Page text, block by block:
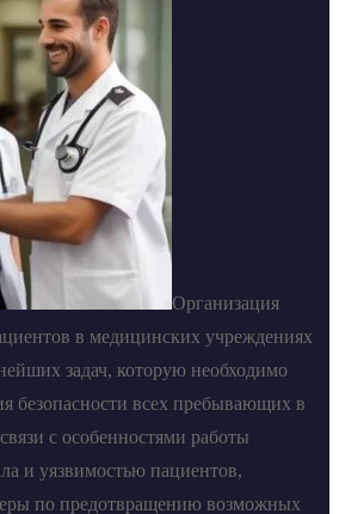
Организация
в медицинских учреждениях
задач, которую необходимо
безопасности всех пребывающих в
с особенностями работы
и уязвимостью пациентов,
по предотвращению возможных